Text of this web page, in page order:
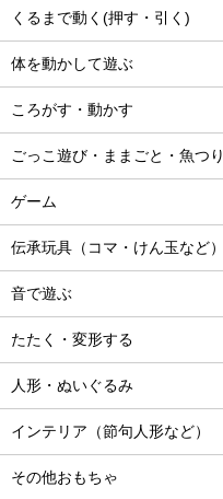
くるまで動く(押す・引く)
体を動かして遊ぶ
ころがす・動かす
ごっこ遊び・ままごと・魚つり
ゲーム
伝承玩具（コマ・けん玉など）
音で遊ぶ
たたく・変形する
人形・ぬいぐるみ
インテリア（節句人形など）
その他おもちゃ